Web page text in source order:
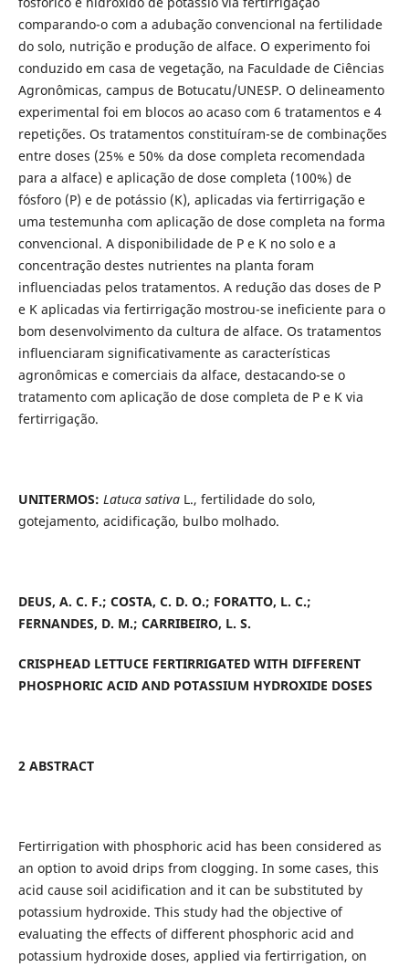
comparando-o com a adubação convencional na fertilidade
do solo, nutrição e produção de alface. O experimento foi
conduzido em casa de vegetação, na Faculdade de Ciências
Agronômicas, campus de Botucatu/UNESP. O delineamento
experimental foi em blocos ao acaso com 6 tratamentos e 4
repetições. Os tratamentos constituíram-se de combinações
entre doses (25% e 50% da dose completa recomendada
para a alface) e aplicação de dose completa (100%) de
fósforo (P) e de potássio (K), aplicadas via fertirrigação e
uma testemunha com aplicação de dose completa na forma
convencional. A disponibilidade de P e K no solo e a
concentração destes nutrientes na planta foram
influenciadas pelos tratamentos. A redução das doses de P
e K aplicadas via fertirrigação mostrou-se ineficiente para o
bom desenvolvimento da cultura de alface. Os tratamentos
influenciaram significativamente as características
agronômicas e comerciais da alface, destacando-se o
tratamento com aplicação de dose completa de P e K via
fertirrigação.
UNITERMOS: Latuca sativaL., fertilidade do solo,
gotejamento, acidificação, bulbo molhado.
DEUS, A. C. F.; COSTA, C. D. O.; FORATTO, L. C.;
FERNANDES, D. M.; CARRIBEIRO, L. S.
CRISPHEAD LETTUCE FERTIRRIGATED WITH DIFFERENT
PHOSPHORIC ACID AND POTASSIUM HYDROXIDE DOSES
2 ABSTRACT
Fertirrigation with phosphoric acid has been considered as
an option to avoid drips from clogging. In some cases, this
acid cause soil acidification and it can be substituted by
potassium hydroxide. This study had the objective of
evaluating the effects of different phosphoric acid and
potassium hydroxide doses, applied via fertirrigation, on